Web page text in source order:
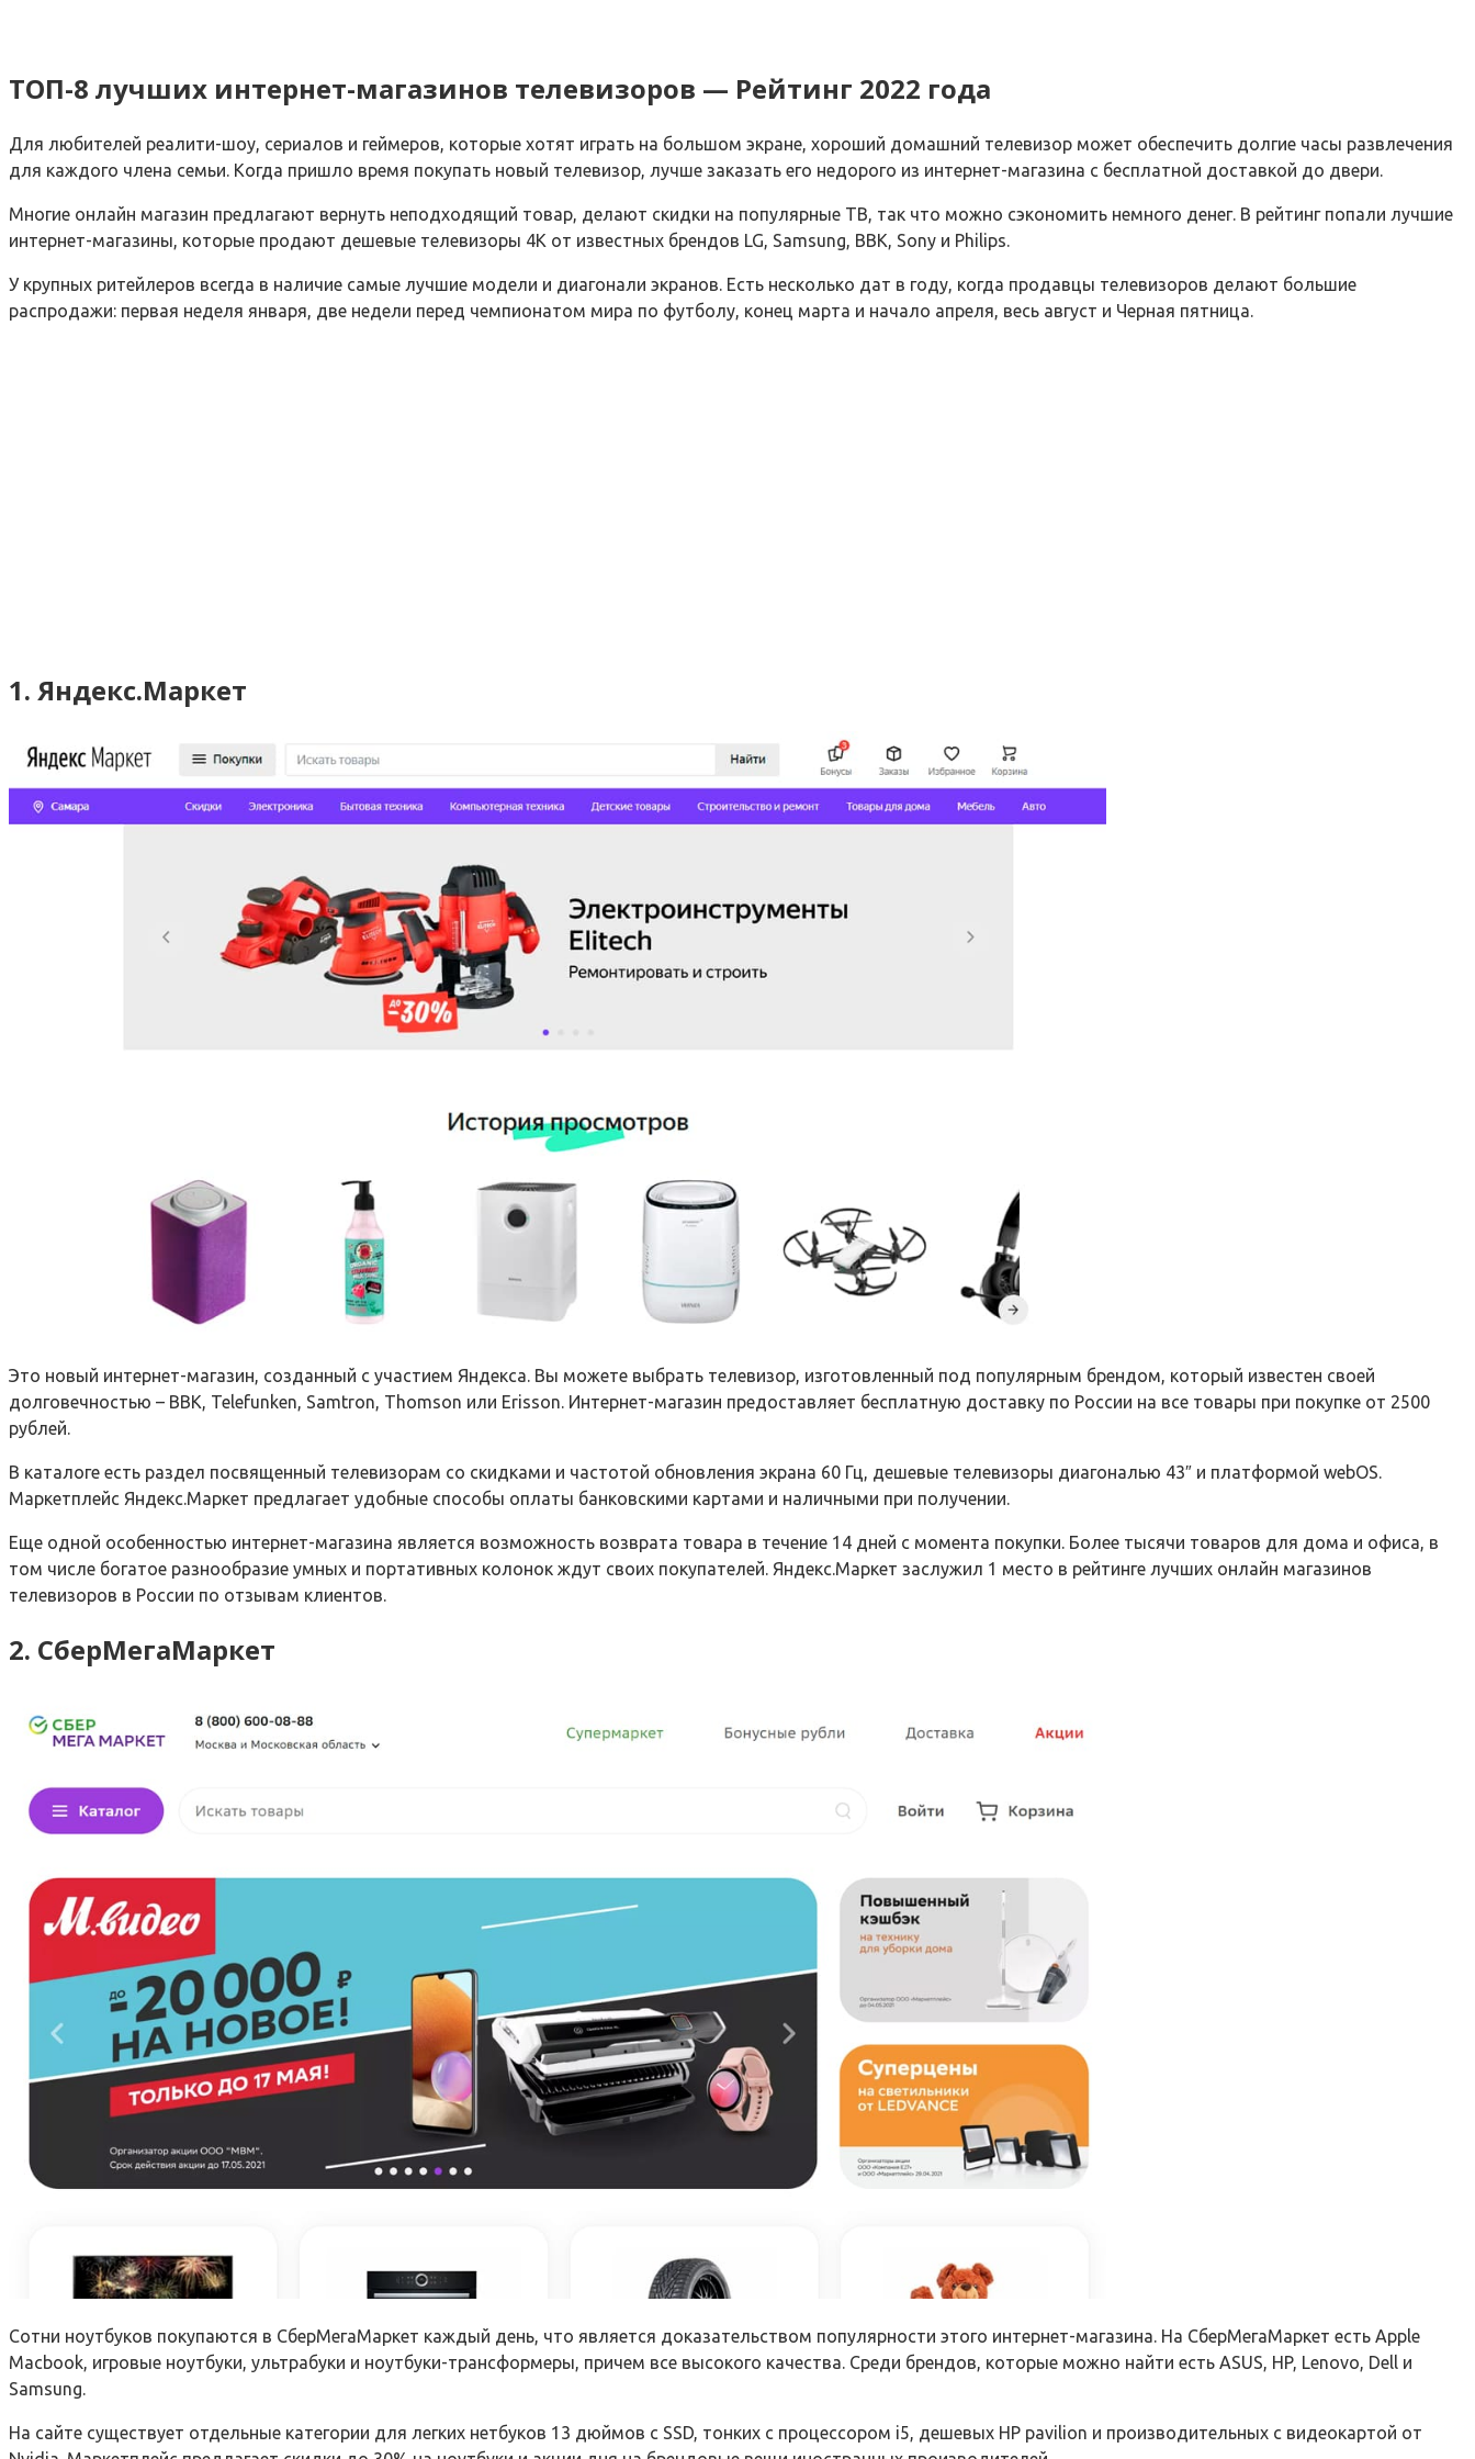
ТОП-8 лучших интернет-магазинов телевизоров — Рейтинг 2022 года
Для любителей реалити-шоу, сериалов и геймеров, которые хотят играть на большом экране, хороший домашний телевизор может обеспечить долгие часы развлечения
для каждого члена семьи. Когда пришло время покупать новый телевизор, лучше заказать его недорого из интернет-магазина с бесплатной доставкой до двери.
Многие онлайн магазин предлагают вернуть неподходящий товар, делают скидки на популярные ТВ, так что можно сэкономить немного денег. В рейтинг попали лучшие
интернет-магазины, которые продают дешевые телевизоры 4К от известных брендов LG, Samsung, BBK, Sony и Philips.
У крупных ритейлеров всегда в наличие самые лучшие модели и диагонали экранов. Есть несколько дат в году, когда продавцы телевизоров делают большие
распродажи: первая неделя января, две недели перед чемпионатом мира по футболу, конец марта и начало апреля, весь август и Черная пятница.
1. Яндекс.Маркет
Это новый интернет-магазин, созданный с участием Яндекса. Вы можете выбрать телевизор, изготовленный под популярным брендом, который известен своей
долговечностью – BBK, Telefunken, Samtron, Thomson или Erisson. Интернет-магазин предоставляет бесплатную доставку по России на все товары при покупке от 2500
рублей.
В каталоге есть раздел посвященный телевизорам со скидками и частотой обновления экрана 60 Гц, дешевые телевизоры диагональю 43″ и платформой webOS.
Маркетплейс Яндекс.Маркет предлагает удобные способы оплаты банковскими картами и наличными при получении.
Еще одной особенностью интернет-магазина является возможность возврата товара в течение 14 дней с момента покупки. Более тысячи товаров для дома и офиса, в
том числе богатое разнообразие умных и портативных колонок ждут своих покупателей. Яндекс.Маркет заслужил 1 место в рейтинге лучших онлайн магазинов
телевизоров в России по отзывам клиентов.
2. СберМегаМаркет
Сотни ноутбуков покупаются в СберМегаМаркет каждый день, что является доказательством популярности этого интернет-магазина. На СберМегаМаркет есть Apple
Macbook, игровые ноутбуки, ультрабуки и ноутбуки-трансформеры, причем все высокого качества. Среди брендов, которые можно найти есть ASUS, HP, Lenovo, Dell и
Samsung.
На сайте существует отдельные категории для легких нетбуков 13 дюймов с SSD, тонких с процессором i5, дешевых HP pavilion и производительных с видеокартой от